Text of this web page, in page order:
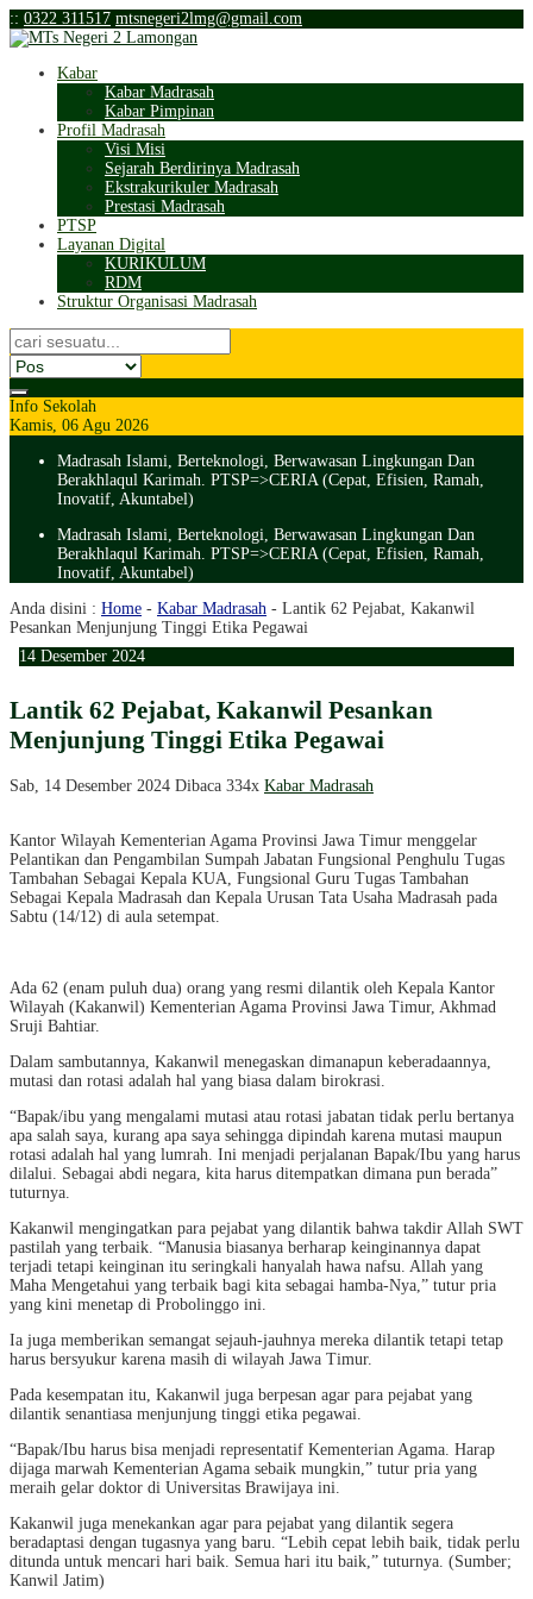
:: 0322 311517 mtsnegeri2lmg@gmail.com
Kabar
Kabar Madrasah
Kabar Pimpinan
Profil Madrasah
Visi Misi
Sejarah Berdirinya Madrasah
Ekstrakurikuler Madrasah
Prestasi Madrasah
PTSP
Layanan Digital
KURIKULUM
RDM
Struktur Organisasi Madrasah
Info Sekolah
Kamis, 06 Agu 2026
Madrasah Islami, Berteknologi, Berwawasan Lingkungan Dan
Berakhlaqul Karimah. PTSP=>CERIA (Cepat, Efisien, Ramah,
Inovatif, Akuntabel)
Madrasah Islami, Berteknologi, Berwawasan Lingkungan Dan
Berakhlaqul Karimah. PTSP=>CERIA (Cepat, Efisien, Ramah,
Inovatif, Akuntabel)
Anda disini : Home - Kabar Madrasah - Lantik 62 Pejabat, Kakanwil
Pesankan Menjunjung Tinggi Etika Pegawai
14 Desember 2024
Lantik 62 Pejabat, Kakanwil Pesankan
Menjunjung Tinggi Etika Pegawai
Sab, 14 Desember 2024 Dibaca 334x Kabar Madrasah
Kantor Wilayah Kementerian Agama Provinsi Jawa Timur menggelar
Pelantikan dan Pengambilan Sumpah Jabatan Fungsional Penghulu Tugas
Tambahan Sebagai Kepala KUA, Fungsional Guru Tugas Tambahan
Sebagai Kepala Madrasah dan Kepala Urusan Tata Usaha Madrasah pada
Sabtu (14/12) di aula setempat.
Ada 62 (enam puluh dua) orang yang resmi dilantik oleh Kepala Kantor
Wilayah (Kakanwil) Kementerian Agama Provinsi Jawa Timur, Akhmad
Sruji Bahtiar.
Dalam sambutannya, Kakanwil menegaskan dimanapun keberadaannya,
mutasi dan rotasi adalah hal yang biasa dalam birokrasi.
“Bapak/ibu yang mengalami mutasi atau rotasi jabatan tidak perlu bertanya
apa salah saya, kurang apa saya sehingga dipindah karena mutasi maupun
rotasi adalah hal yang lumrah. Ini menjadi perjalanan Bapak/Ibu yang harus
dilalui. Sebagai abdi negara, kita harus ditempatkan dimana pun berada”
tuturnya.
Kakanwil mengingatkan para pejabat yang dilantik bahwa takdir Allah SWT
pastilah yang terbaik. “Manusia biasanya berharap keinginannya dapat
terjadi tetapi keinginan itu seringkali hanyalah hawa nafsu. Allah yang
Maha Mengetahui yang terbaik bagi kita sebagai hamba-Nya,” tutur pria
yang kini menetap di Probolinggo ini.
Ia juga memberikan semangat sejauh-jauhnya mereka dilantik tetapi tetap
harus bersyukur karena masih di wilayah Jawa Timur.
Pada kesempatan itu, Kakanwil juga berpesan agar para pejabat yang
dilantik senantiasa menjunjung tinggi etika pegawai.
“Bapak/Ibu harus bisa menjadi representatif Kementerian Agama. Harap
dijaga marwah Kementerian Agama sebaik mungkin,” tutur pria yang
meraih gelar doktor di Universitas Brawijaya ini.
Kakanwil juga menekankan agar para pejabat yang dilantik segera
beradaptasi dengan tugasnya yang baru. “Lebih cepat lebih baik, tidak perlu
ditunda untuk mencari hari baik. Semua hari itu baik,” tuturnya. (Sumber;
Kanwil Jatim)